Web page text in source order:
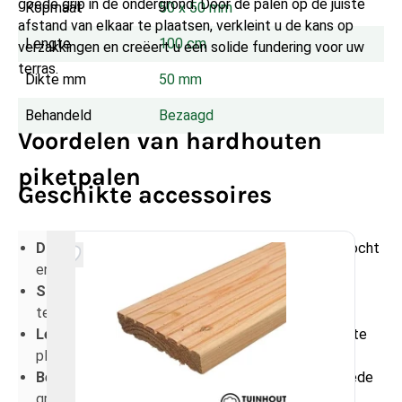
goede grip in de ondergrond. Door de palen op de juiste
afstand van elkaar te plaatsen, verkleint u de kans op
verzakkingen en creëert u een solide fundering voor uw
terras.
Voordelen van hardhouten
piketpalen
Duurzaam hardhout
: van nature bestand tegen vocht
en weersinvloeden.
Stevige fundering: ideaal voor vlonders en houten
terrasconstructies.
Lengte van 1000 mm: eenvoudig diep in de grond te
plaatsen voor extra stabiliteit.
Bezaagde afwerking
: natuurlijke uitstraling en goede
Kopmaat 50 x 50 mm
Lengte 100 cm
Dikte mm 50 mm
Behandeld Bezaagd
Geschikte accessoires